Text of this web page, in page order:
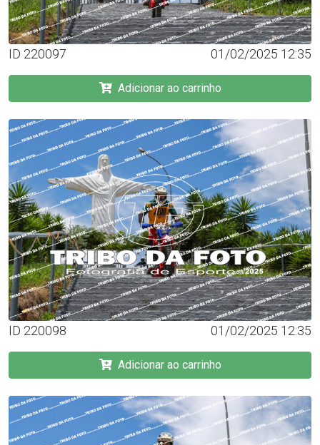
ID 220097 01/02/2025 12:35
Adicionar ao carrinho
ID 220098 01/02/2025 12:35
Adicionar ao carrinho